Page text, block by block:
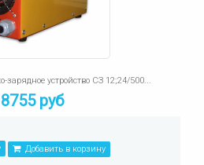
зарядное устройство СЗ 12;24/500...
руб
Добавить в корзину